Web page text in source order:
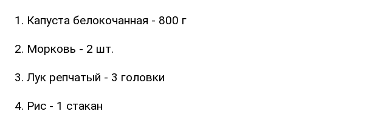
1. Капуста белокочанная - 800 г
2. Морковь - 2 шт.
3. Лук репчатый - 3 головки
4. Рис - 1 стакан